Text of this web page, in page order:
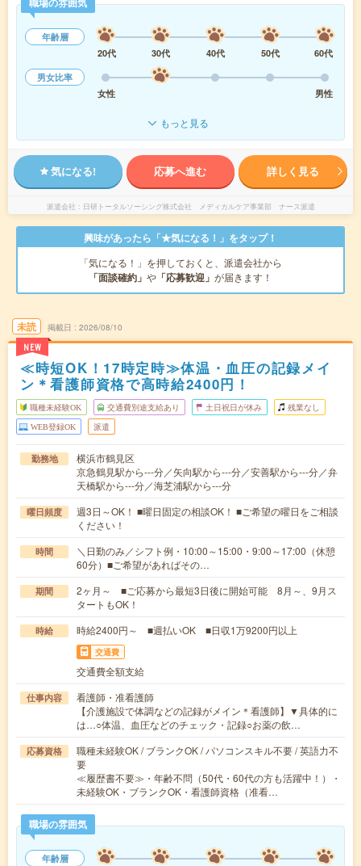
年齢層
20代
30代 40代 50代
60代
男女比率
女性
男性
もっと見る
気になる! 応募へ進む 詳しく見る
派遣会社 日研トータルソーシング株式会社 メディカルケア事業部 ナース派遣
興味があったら「★気になる！」をタップ！
「気になる！」を押しておくと、派遣会社から
「面談確約」 や 「応募歓迎」 が届きます！
未読
NEW
掲載日 2026/08/10
≪時短OK！17時定時≫体温・血圧の記録メイ
ン＊看護師資格で高時給2400円！
職種未経験OK 交通費別途支給あり 土日祝日が休み 残業なし
WEB登録OK 派遣
勤務地
横浜市鶴見区
京急鶴見駅から---分／矢向駅から---分／安善駅から---分／弁
天橋駅から---分／海芝浦駅から---分
曜日頻度
週3日～OK！ ■曜日固定の相談OK！ ■ご希望の曜日をご相談
ください！
時間
＼日勤のみ／シフト例・10:00～15:00・9:00～17:00（休憩
60分）■ご希望があればその…
期間
2ヶ月～ ■ご応募から最短3日後に開始可能 8月～、9月ス
タートもOK！
時給 時給2400円～ ■週払いOK ■日収1万9200円以上
交通費
交通費全額支給
仕事内容
看護師・准看護師
【介護施設で体調などの記録がメイン＊看護師】▼具体的に
は…○体温、血圧などのチェック・記録○お薬の飲…
応募資格
職種未経験OK / ブランクOK / パソコンスキル不要 / 英語力不
要
≪履歴書不要≫・年齢不問（50代・60代の方も活躍中！）・
未経験OK・ブランクOK・看護師資格（准看…
職場の雰囲気
年齢層